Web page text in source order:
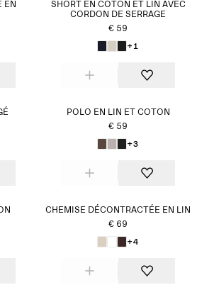
EN
SHORT EN COTON ET LIN AVEC
CORDON DE SERRAGE
€ 59
+1
POLO EN LIN ET COTON
€ 59
+3
CHEMISE DÉCONTRACTÉE EN LIN
€ 69
+4